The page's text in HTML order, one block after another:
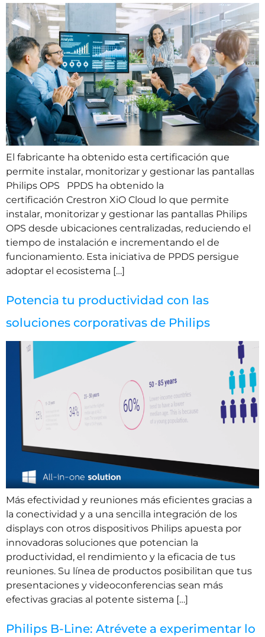
El fabricante ha obtenido esta certificación que
permite instalar, monitorizar y gestionar las pantallas
Philips OPS PPDS ha obtenido la
certificación Crestron XiO Cloud lo que permite
instalar, monitorizar y gestionar las pantallas Philips
OPS desde ubicaciones centralizadas, reduciendo el
tiempo de instalación e incrementando el de
funcionamiento. Esta iniciativa de PPDS persigue
adoptar el ecosistema […]
Potencia tu productividad con las
soluciones corporativas de Philips
Más efectividad y reuniones más eficientes gracias a
la conectividad y a una sencilla integración de los
displays con otros dispositivos Philips apuesta por
innovadoras soluciones que potencian la
productividad, el rendimiento y la eficacia de tus
reuniones. Su línea de productos posibilitan que tus
presentaciones y videoconferencias sean más
efectivas gracias al potente sistema […]
Philips B-Line: Atrévete a experimentar lo